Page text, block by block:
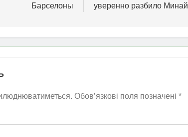
Барселоны
уверенно разбило Минай
Обов’язкові поля позначені *